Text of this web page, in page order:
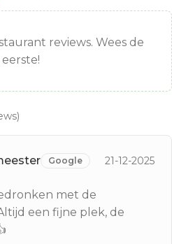
reviews. Wees de
eerste!
)
Google 21-12-2025
met de
een fijne plek, de